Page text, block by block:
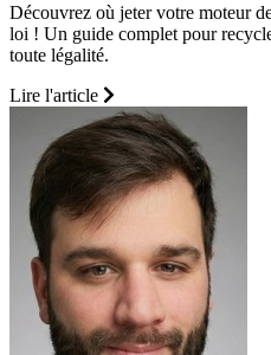
Découvrez où jeter votre moteur
loi ! Un guide complet pour
toute légalité.
Lire l'article